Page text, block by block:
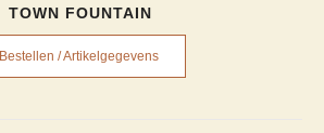
TOWN FOUNTAIN
Bestellen / Artikelgegevens